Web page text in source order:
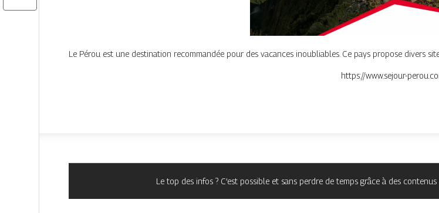
Le Pérou est une destination recommandée pour des vacances inoubliables. Ce pays propose divers
https://www.sejour-
Le top des infos ? C’est possible et sans perdre de temps grâce à des